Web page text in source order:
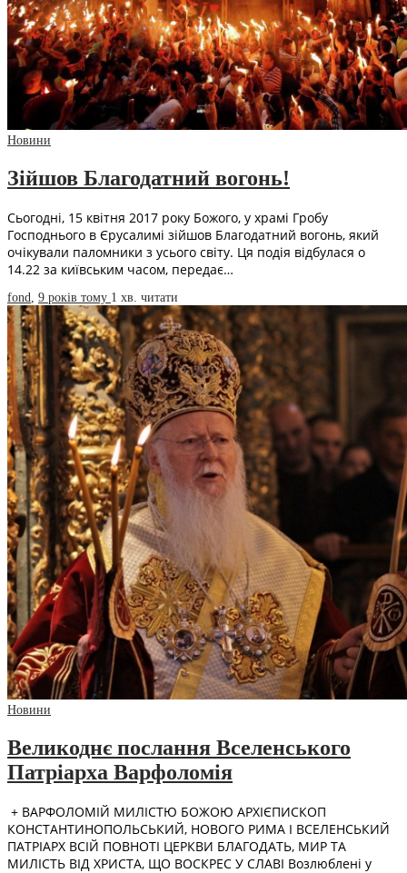
Новини
Зійшов Благодатний вогонь!
Сьогодні, 15 квітня 2017 року Божого, у храмі Гробу
Господнього в Єрусалимі зійшов Благодатний вогонь, який
очікували паломники з усього світу. Ця подія відбулася о
14.22 за київським часом, передає…
fond 9 років тому 1 хв. читати
Новини
Великоднє послання Вселенського
Патріарха Варфоломія
+ ВАРФОЛОМІЙ МИЛІСТЮ БОЖОЮ АРХІЄПИСКОП
КОНСТАНТИНОПОЛЬСЬКИЙ, НОВОГО РИМА І ВСЕЛЕНСЬКИЙ
ПАТРІАРХ ВСІЙ ПОВНОТІ ЦЕРКВИ БЛАГОДАТЬ, МИР ТА
МИЛІСТЬ ВІД ХРИСТА, ЩО ВОСКРЕС У СЛАВІ Возлюблені у